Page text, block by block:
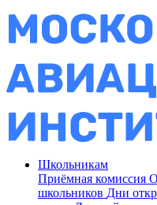
Школьникам
Приёмная комиссия
школьников Дни